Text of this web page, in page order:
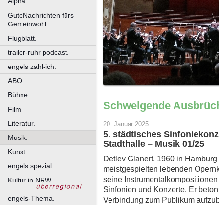
GuteNachrichten fürs
Gemeinwohl
Flugblatt.
trailer-ruhr podcast.
engels zahl-ich.
ABO.
Bühne.
Film.
Literatur.
Musik.
Kunst.
engels spezial.
Kultur in NRW.
engels-Thema.
Schwelgende
20. Januar 2025
5. städtisches
Stadthalle – Musik 01/25
Detlev Glanert, 1960 in
meistgespielten lebenden
seine
Sinfonien und Konzerte. Er
Verbindung zum Publikum